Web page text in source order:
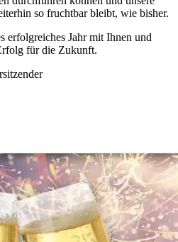
so fruchtbar bleibt, wie bisher.
erfolgreiches Jahr mit Ihnen und
für die Zukunft.